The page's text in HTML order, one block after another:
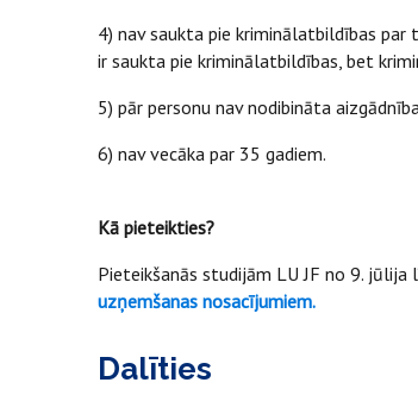
4) nav saukta pie kriminālatbildības
ir saukta pie kriminālatbildības, bet
5) pār personu nav nodibināta
6) nav vecāka par 35 gadiem.
Kā pieteikties?
Pieteikšanās studijām LU JF no 9.
uzņemšanas nosacījumiem.
Dalīties